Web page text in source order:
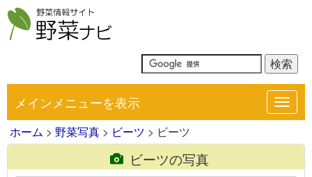
メインメニューを表示
ホーム > 野菜写真 > ビーツ > ビーツ
ビーツの写真